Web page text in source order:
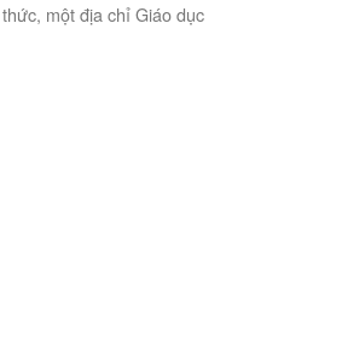
một địa chỉ Giáo dục